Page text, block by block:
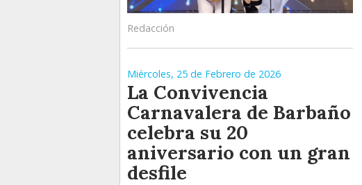
Redacción
Miércoles, 25 de Febrero de 2026
La Convivencia
Carnavalera de Barbaño
celebra su 20
aniversario con un gran
desfile